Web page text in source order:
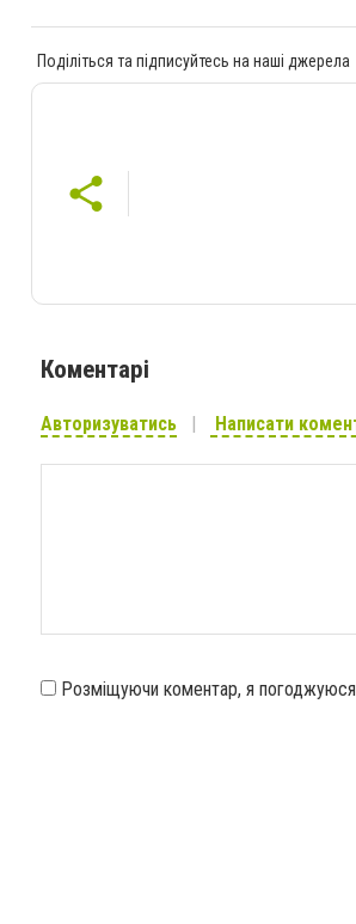
Поділіться та підписуйтесь на наші джерела
Коментарі
Авторизуватись Написати
Розміщуючи коментар, я